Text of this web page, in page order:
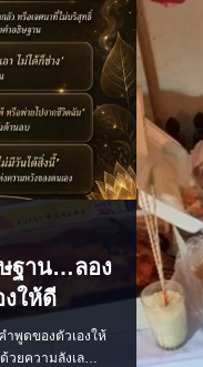
ฐาน…ลอง
ให้ดี
พูดของตัวเองให้
วยความลังเล